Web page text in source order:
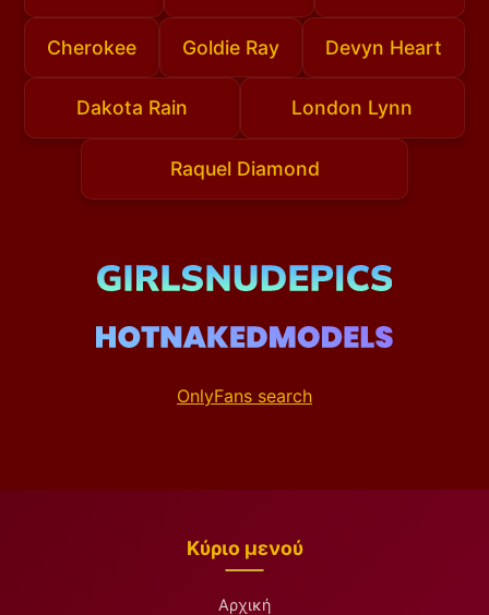
Cherokee Goldie Ray Devyn Heart
Dakota Rain London Lynn
Raquel Diamond
OnlyFans search
Κύριο μενού
Αρχική